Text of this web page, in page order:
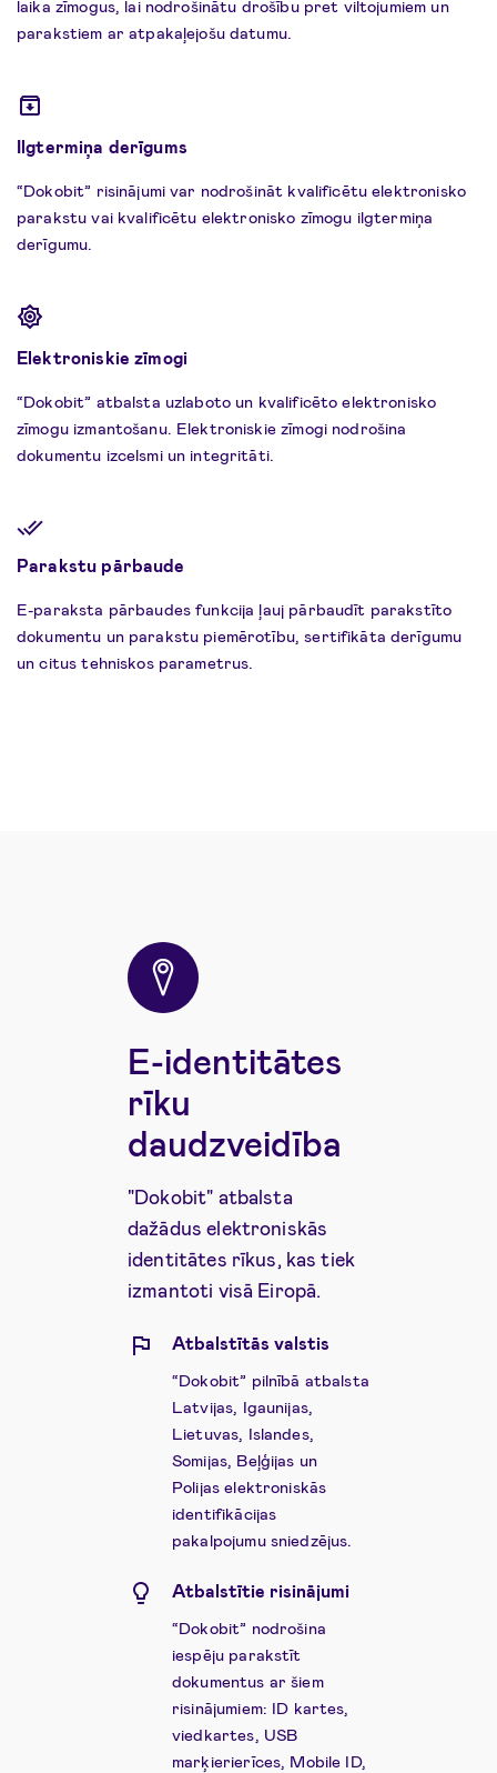
laika zīmogus, lai nodrošinātu drošību pret viltojumiem un
parakstiem ar atpakaļejošu datumu.
Ilgtermiņa derīgums
“Dokobit” risinājumi var nodrošināt kvalificētu elektronisko
parakstu vai kvalificētu elektronisko zīmogu ilgtermiņa
derīgumu.
Elektroniskie zīmogi
“Dokobit” atbalsta uzlaboto un kvalificēto elektronisko
zīmogu izmantošanu. Elektroniskie zīmogi nodrošina
dokumentu izcelsmi un integritāti.
Parakstu pārbaude
E-paraksta pārbaudes funkcija ļauj pārbaudīt parakstīto
dokumentu un parakstu piemērotību, sertifikāta derīgumu
un citus tehniskos parametrus.
E-identitātes
rīku
daudzveidība
"Dokobit" atbalsta
dažādus elektroniskās
identitātes rīkus, kas tiek
izmantoti visā Eiropā.
Atbalstītās valstis
“Dokobit” pilnībā atbalsta
Latvijas, Igaunijas,
Lietuvas, Islandes,
Somijas, Beļģijas un
Polijas elektroniskās
identifikācijas
pakalpojumu sniedzējus.
Atbalstītie risinājumi
“Dokobit” nodrošina
iespēju parakstīt
dokumentus ar šiem
risinājumiem: ID kartes,
viedkartes, USB
marķierierīces, Mobile ID,